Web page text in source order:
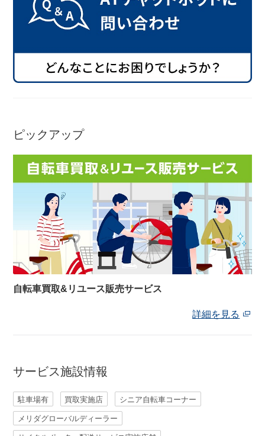
店舗検索
お知らせ一覧
ピックアップ
自転車買取&リユース販売サービス
詳細を見る
サービス施設情報
駐車場有 買取実施店 シニア自転車コーナー
メリダグローバルディーラー